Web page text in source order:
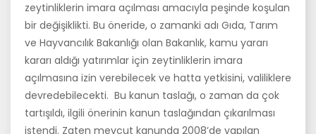
zeytinliklerin imara açılması amacıyla peşinde koşulan
bir değişiklikti. Bu öneride, o zamanki adı Gıda, Tarım
ve Hayvancılık Bakanlığı olan Bakanlık, kamu yararı
kararı aldığı yatırımlar için zeytinliklerin imara
açılmasına izin verebilecek ve hatta yetkisini, valiliklere
devredebilecekti. Bu kanun taslağı, o zaman da çok
tartışıldı, ilgili önerinin kanun taslağından çıkarılması
istendi. Zaten mevcut kanunda 2008’de yapılan